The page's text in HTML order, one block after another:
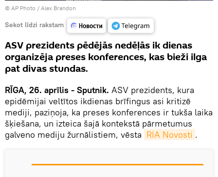
© AP Photo / Alex Brandon
Sekot līdzi rakstam
ASV prezidents pēdējās nedēļās ik dienas
organizēja preses konferences, kas bieži ilga
pat divas stundas.
RĪGA, 26. aprīlis - Sputnik. ASV prezidents, kura
epidēmijai veltītos ikdienas brīfingus asi kritizē
mediji, paziņoja, ka preses konferences ir tukša laika
šķiešana, un izteica šajā kontekstā pārmetumus
galveno mediju žurnālistiem, vēsta RIA Novosti .